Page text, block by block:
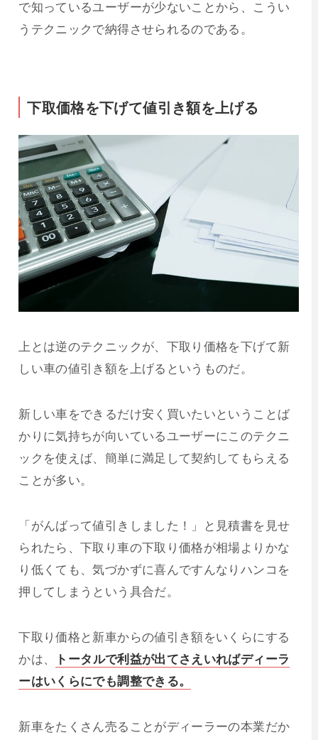
で知っているユーザーが少ないことから、こうい
うテクニックで納得させられるのである。
下取価格を下げて値引き額を上げる
上とは逆のテクニックが、下取り価格を下げて新
しい車の値引き額を上げるというものだ。
新しい車をできるだけ安く買いたいということば
かりに気持ちが向いているユーザーにこのテクニ
ックを使えば、簡単に満足して契約してもらえる
ことが多い。
「がんばって値引きしました！」と見積書を見せ
られたら、下取り車の下取り価格が相場よりかな
り低くても、気づかずに喜んですんなりハンコを
押してしまうという具合だ。
下取り価格と新車からの値引き額をいくらにする
かは、
トータルで利益が出てさえいればディーラ
ーはいくらにでも調整できる。
新車をたくさん売ることがディーラーの本業だか